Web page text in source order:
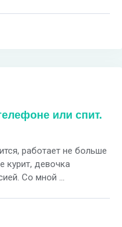
или спит.
работает не больше
курит, девочка
Со мной ...